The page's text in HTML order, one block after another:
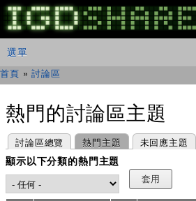
移
至
主
IGDSHARE
獨
遊
發
會
主選單
選單
您在這裡
首頁 »討論區
熱門的討論區主題
主要索引標籤
討論區總覽 熱門主題
(作用中頁籤) 未回應主題
顯示以下分類的熱門主題